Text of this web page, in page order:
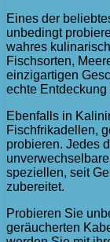
Eines der
unbedingt
wahres
Fischsorten,
einzigartigen
echte Entdeckung
Ebenfalls in
Fischfrikadellen,
probieren. Jedes
speziellen, seit
zubereitet.
Probieren Sie
geräucherten